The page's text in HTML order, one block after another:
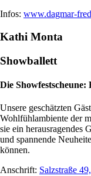
Infos: www.dagmar-
Kathi Monta
Showballett
Die
Unsere geschätzten
Wohlfühlambiente der
sie ein herausragendes
und spannende
können.
Anschrift: Salzstraße